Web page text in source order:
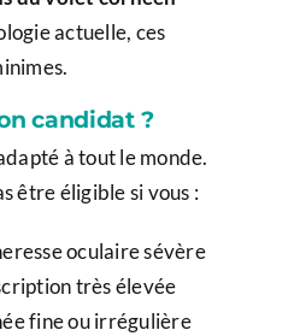
actuelle, ces
candidat ?
à tout le monde.
être éligible si vous :
oculaire sévère
très élevée
fine ou irrégulière